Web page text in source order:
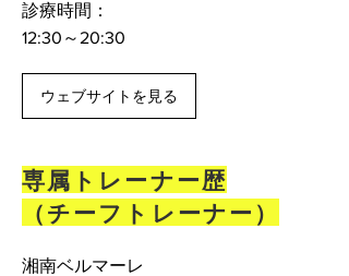
診療時間：
12:30～20:30
ウェブサイトを見る
専属トレーナー歴
（チーフトレーナー）
湘南ベルマーレ